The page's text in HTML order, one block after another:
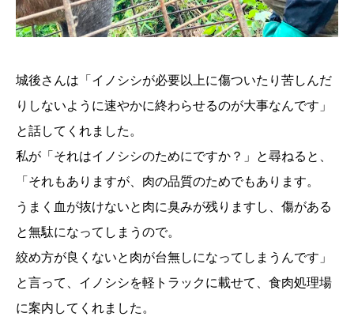
城後さんは「イノシシが必要以上に傷ついたり苦しんだ
りしないように速やかに終わらせるのが大事なんです」
と話してくれました。
私が「それはイノシシのためにですか？」と尋ねると、
「それもありますが、肉の品質のためでもあります。
うまく血が抜けないと肉に臭みが残りますし、傷がある
と無駄になってしまうので。
絞め方が良くないと肉が台無しになってしまうんです」
と言って、イノシシを軽トラックに載せて、食肉処理場
に案内してくれました。